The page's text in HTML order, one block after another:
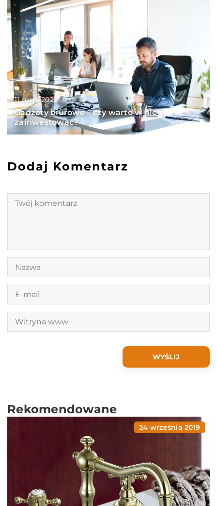
11 maja 2022
Gadżety biurowe – czy warto w nie
zainwestować?
Dodaj Komentarz
Rekomendowane
24 września 2019